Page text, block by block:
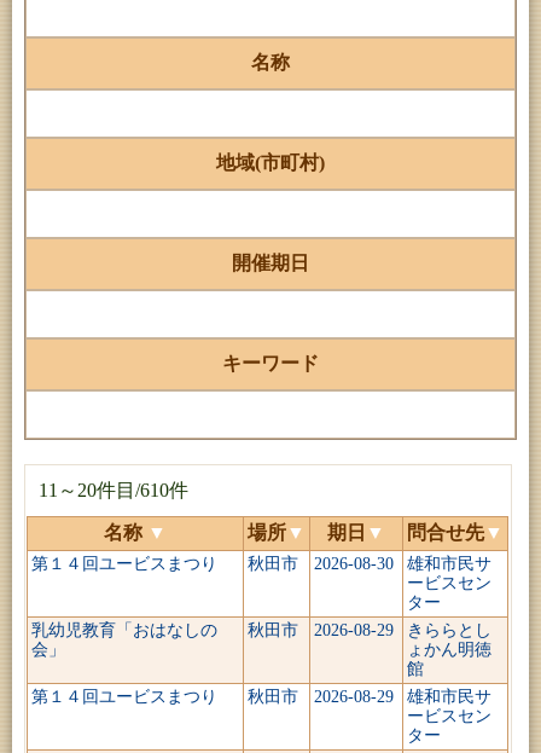
名称
地域(市町村)
開催期日
キーワード
11～20件目/610件
名称 ▼ 場所▼ 期日 ▼ 問合せ先▼
第１４回ユービスまつり 秋田市 2026-08-30
雄和市民サ
ービスセン
ター
乳幼児教育「おはなしの
会」
秋田市 2026-08-29
きららとし
ょかん明徳
館
第１４回ユービスまつり
秋田市 2026-08-29
雄和市民サ
ービスセン
ター